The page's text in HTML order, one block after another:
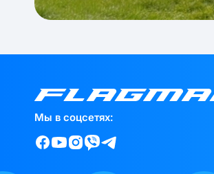
Мы в соцсетях: